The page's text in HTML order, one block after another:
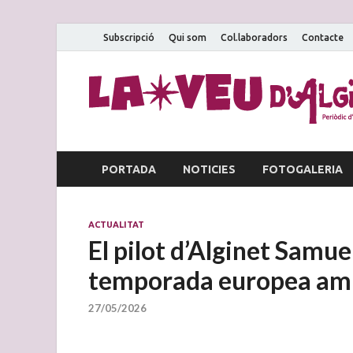
Subscripció Qui som Col.laboradors Contacte
PORTADA NOTICIES FOTOGALERIA
ACTUALITAT
El pilot d’Alginet
temporada europea
27/05/2026